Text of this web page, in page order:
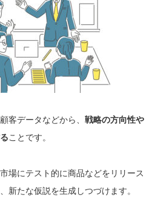
客データなどから、 戦略の方向性や
ことです。
場にテスト的に商品などをリリース
新たな仮説を生成しつづけます。